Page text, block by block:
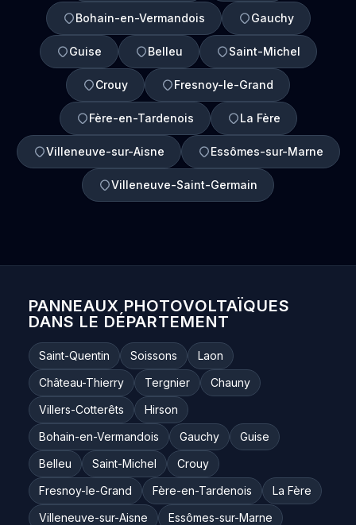
Bohain-en-Vermandois Gauchy
Guise Belleu Saint-Michel
Crouy Fresnoy-le-Grand
Fère-en-Tardenois La Fère
Villeneuve-sur-Aisne Essômes-sur-Marne
Villeneuve-Saint-Germain
PANNEAUX PHOTOVOLTAÏQUES
DANS LE DÉPARTEMENT
Saint-Quentin Soissons
Laon
Château-Thierry
Tergnier
Chauny
Villers-Cotterêts
Hirson
Bohain-en-Vermandois
Gauchy
Guise
Belleu
Saint-Michel
Crouy
Fresnoy-le-Grand
Fère-en-Tardenois
La Fère
Villeneuve-sur-Aisne
Essômes-sur-Marne